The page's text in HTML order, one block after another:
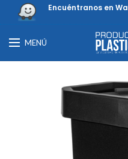
Encuéntranos en
MENÚ